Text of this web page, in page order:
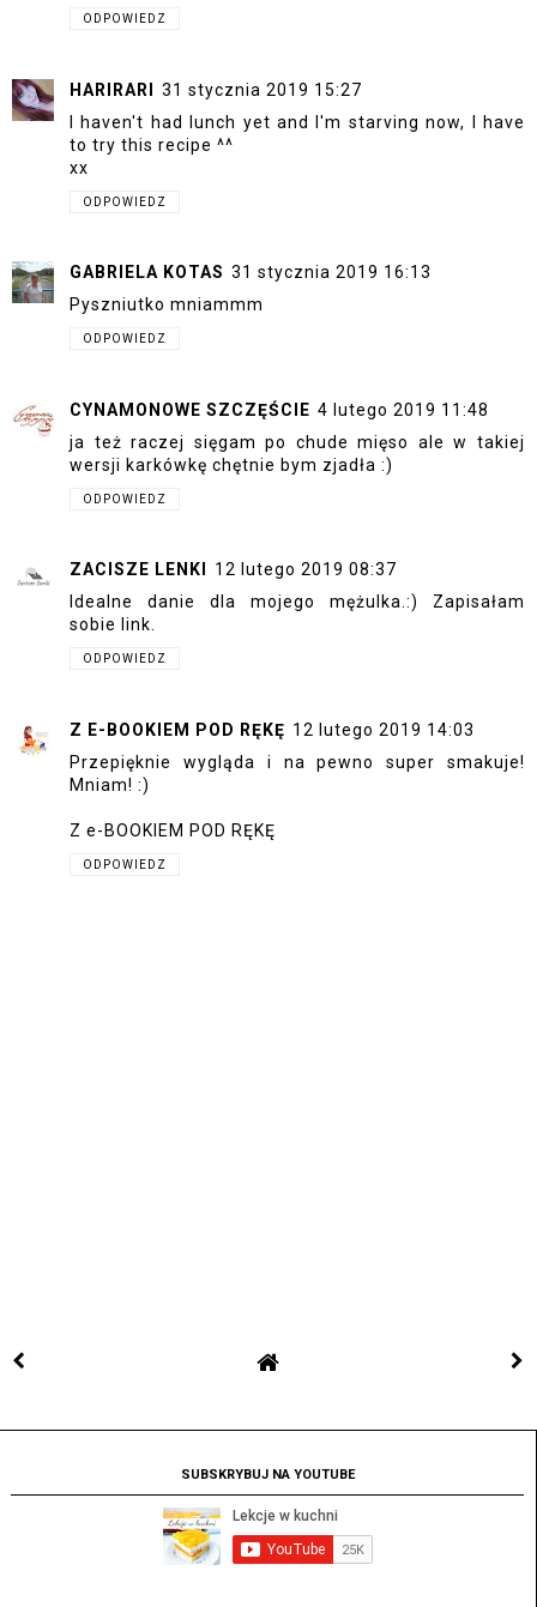
ODPOWIEDZ
HARIRARI
31 stycznia 2019 15:27
I haven't had lunch yet and I'm starving now, I have
to try this recipe ^^
xx
ODPOWIEDZ
GABRIELA KOTAS 31 stycznia 2019 16:13
Pyszniutko mniammm
ODPOWIEDZ
CYNAMONOWE SZCZĘŚCIE 4 lutego 2019 11:48
ja też raczej sięgam po chude mięso ale w takiej
wersji karkówkę chętnie bym zjadła :)
ODPOWIEDZ
ZACISZE LENKI
12 lutego 2019 08:37
Idealne danie dla mojego mężulka.:) Zapisałam
sobie link.
ODPOWIEDZ
Z E-BOOKIEM POD RĘKĘ 12 lutego 2019 14:03
Przepięknie wygląda i na pewno super smakuje!
Mniam! :)
Z e-BOOKIEM POD RĘKĘ
ODPOWIEDZ
SUBSKRYBUJ NA YOUTUBE